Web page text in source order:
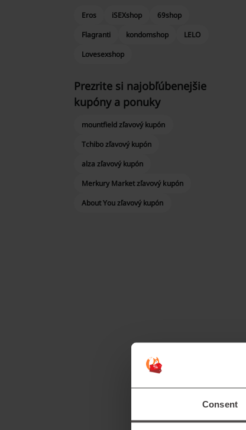
Consent
Eros iSEXshop
69shop
Flagranti
kondomshop
LELO
Lovesexshop
Prezrite si najobľúbenejšie
kupóny a ponuky
mountfield zľavový kupón
Tchibo zľavový kupón
alza zľavový kupón
Merkury Market zľavový kupón
About You zľavový kupón